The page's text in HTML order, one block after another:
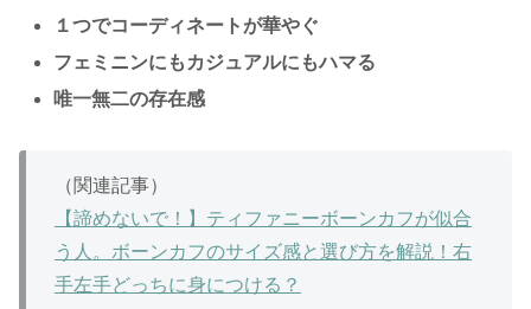
１つでコーディネートが華やぐ
フェミニンにもカジュアルにもハマる
唯一無二の存在感
（関連記事）
【諦めないで！】ティファニーボーンカフが似合
う人。ボーンカフのサイズ感と選び方を解説！右
手左手どっちに身につける？